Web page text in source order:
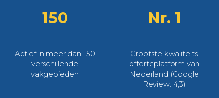
150
Actief in meer dan 150
verschillende
vakgebieden
Nr. 1
Grootste kwaliteits
offerteplatform van
Nederland (Google
Review: 4,3)